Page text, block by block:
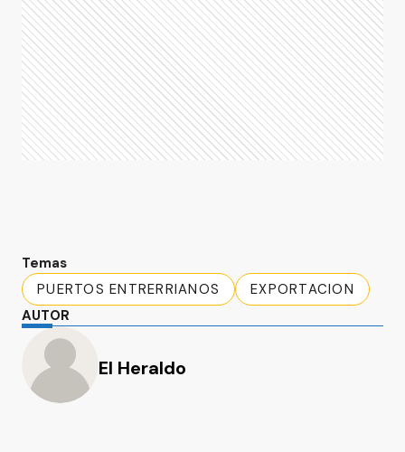
Temas
PUERTOS ENTRERRIANOS
EXPORTACION
AUTOR
El Heraldo